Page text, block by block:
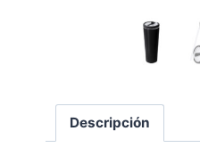
Descripción